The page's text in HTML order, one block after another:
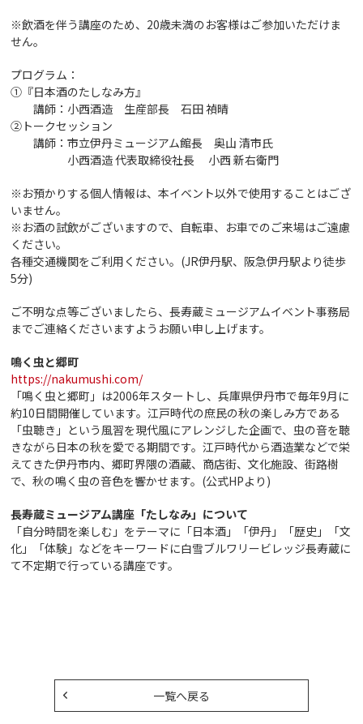
※飲酒を伴う講座のため、20歳未満のお客様はご参加いただけま
せん。
プログラム：
①『日本酒のたしなみ方』
講師：小西酒造 生産部長 石田 禎晴
②トークセッション
講師：市立伊丹ミュージアム館長 奥山 清市氏
小西酒造 代表取締役社長 小西 新右衛門
※お預かりする個人情報は、本イベント以外で使用することはござ
いません。
※お酒の試飲がございますので、自転車、お車でのご来場はご遠慮
ください。
各種交通機関をご利用ください。(JR伊丹駅、阪急伊丹駅より徒歩
5分)
ご不明な点等ございましたら、長寿蔵ミュージアムイベント事務局
までご連絡くださいますようお願い申し上げます。
鳴く虫と郷町
https://nakumushi.com/
「鳴く虫と郷町」は2006年スタートし、兵庫県伊丹市で毎年9月に
約10日間開催しています。江戸時代の庶民の秋の楽しみ方である
「虫聴き」という風習を現代風にアレンジした企画で、虫の音を聴
きながら日本の秋を愛でる期間です。江戸時代から酒造業などで栄
えてきた伊丹市内、郷町界隈の酒蔵、商店街、文化施設、街路樹
で、秋の鳴く虫の音色を響かせます。(公式HPより)
長寿蔵ミュージアム講座「たしなみ」について
「自分時間を楽しむ」をテーマに「日本酒」「伊丹」「歴史」「文
化」「体験」などをキーワードに白雪ブルワリービレッジ長寿蔵に
て不定期で行っている講座です。
一覧へ戻る